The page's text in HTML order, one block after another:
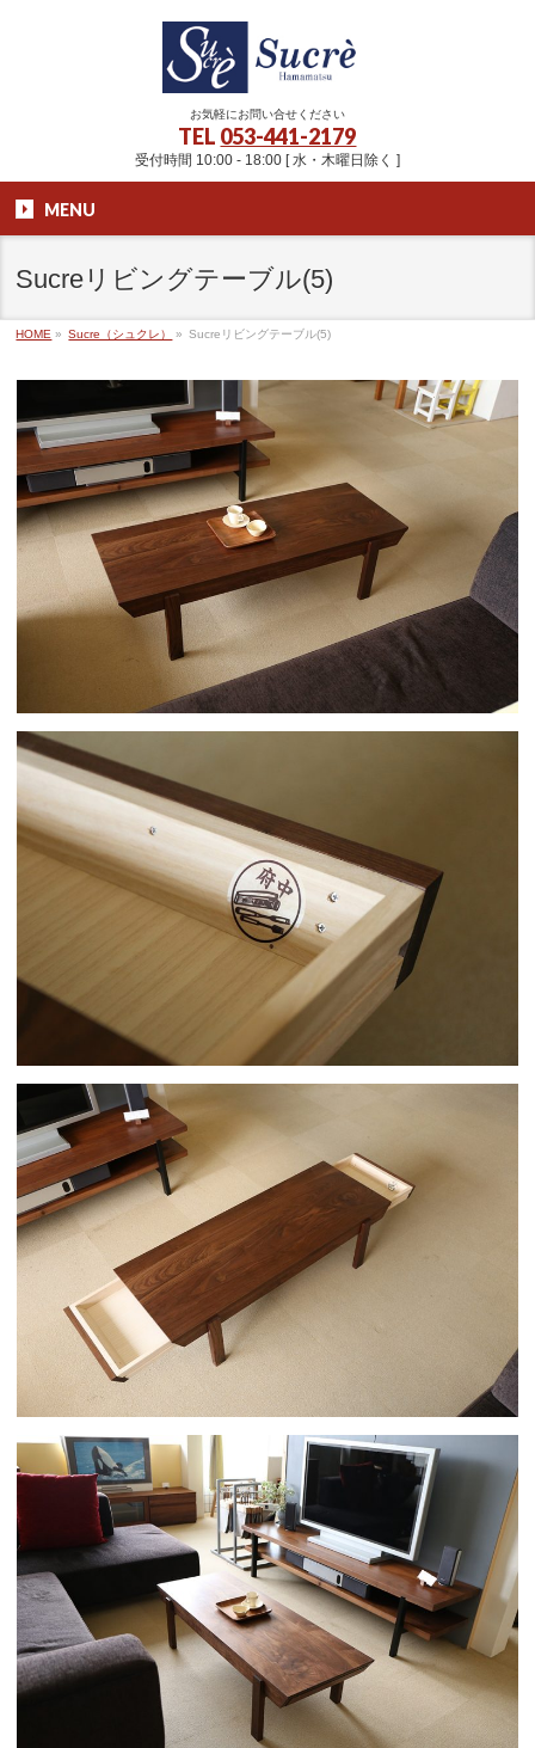
お気軽にお問い合せください
TEL 053-441-2179
受付時間 10:00 - 18:00 [ 水・木曜日除く ]
MENU
Sucreリビングテーブル(5)
HOME » Sucre（シュクレ） » Sucreリビングテーブル(5)